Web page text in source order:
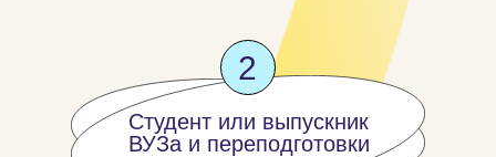
Студент или выпускник
ВУЗа и переподготовки
2